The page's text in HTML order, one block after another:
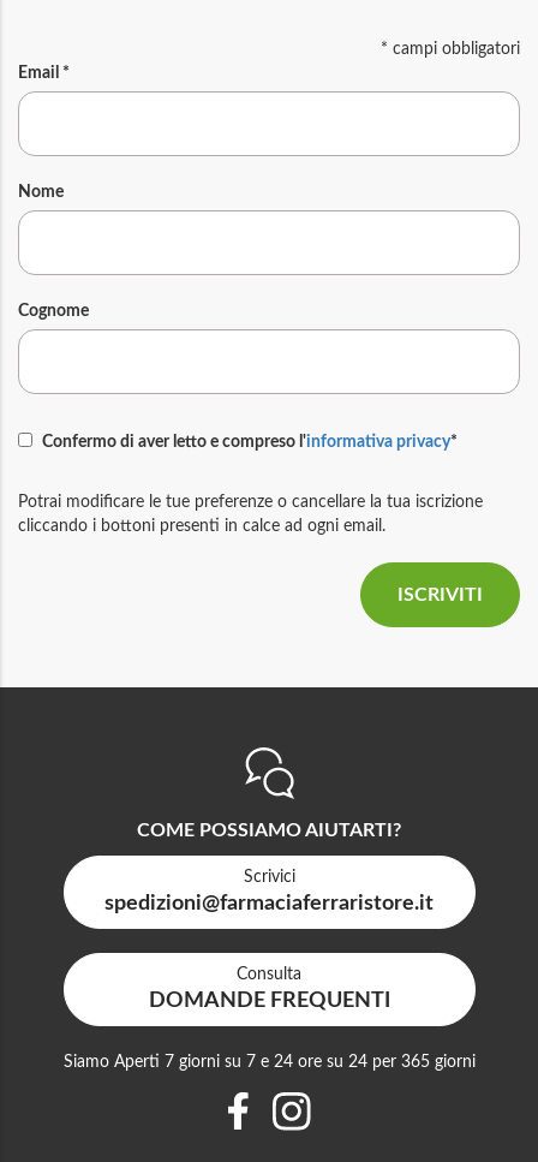
* campi obbligatori
Email *
Nome
Cognome
Confermo di aver letto e compreso l'informativa privacy*
Potrai modificare le tue preferenze o cancellare la tua iscrizione
cliccando i bottoni presenti in calce ad ogni email.
COME POSSIAMO AIUTARTI?
Scrivici
spedizioni@farmaciaferraristore.it
Consulta
DOMANDE FREQUENTI
Siamo Aperti 7 giorni su 7 e 24 ore su 24 per 365 giorni